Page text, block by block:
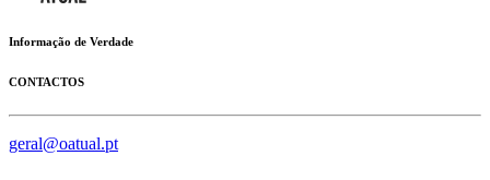
Informação de Verdade
CONTACTOS
geral@oatual.pt